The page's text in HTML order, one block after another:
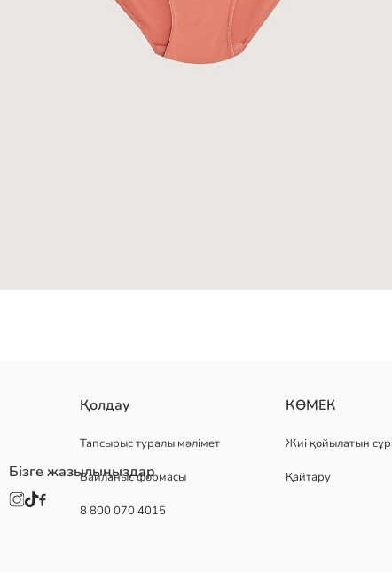
Шығу елі:
Сатушы:
Қолдау
Тапсырыс туралы мәлімет
Байланыс формасы
8 800 070 4015
КӨМЕК
Жиі қойылатын
Қайтару
Бізге жазылыңыздар